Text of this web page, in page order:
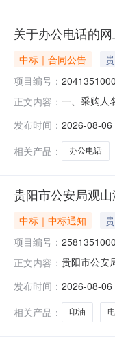
关于办公电话的
中标｜合同公告
项目编号：
正文内容： 一、采购人
浦/
发布时间： 2026-08-06
相关产品：
办公电话
贵阳市公安局观
中标｜中标通知
项目编号：
正文内容： 贵阳市公安
预算总额（
发布时间： 2026-08-06
相关产品：
印油